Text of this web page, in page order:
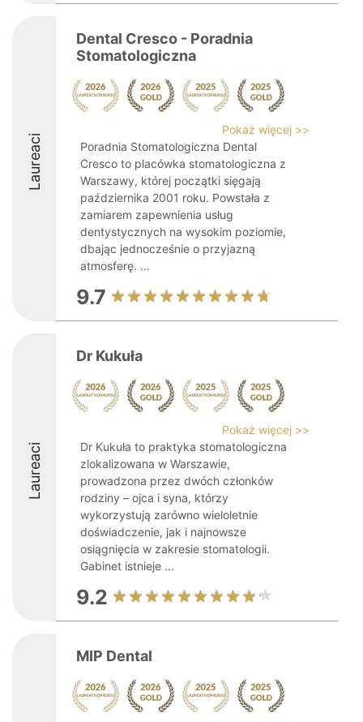
Laureaci
Dental Cresco - Poradnia
Stomatologiczna
Pokaż więcej >>
Poradnia Stomatologiczna Dental
Cresco to placówka stomatologiczna z
Warszawy, której początki sięgają
października 2001 roku. Powstała z
zamiarem zapewnienia usług
dentystycznych na wysokim poziomie,
dbając jednocześnie o przyjazną
atmosferę. ...
9.7
Laureaci
Dr Kukuła
Pokaż więcej >>
Dr Kukuła to praktyka stomatologiczna
zlokalizowana w Warszawie,
prowadzona przez dwóch członków
rodziny – ojca i syna, którzy
wykorzystują zarówno wieloletnie
doświadczenie, jak i najnowsze
osiągnięcia w zakresie stomatologii.
Gabinet istnieje ...
9.2
MIP Dental